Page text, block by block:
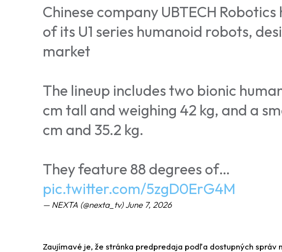
Chinese company UBTECH
of its U1 series humanoid robots,
market
The lineup includes two bionic
cm tall and weighing 42 kg, and a
cm and 35.2 kg.
They feature 88 degrees of…
pic.twitter.com/5zgD0ErG4M
— NEXTA (@nexta_tv)June 7, 2026
Zaujímavé je, že stránka predpredaja podľa dostupných správ